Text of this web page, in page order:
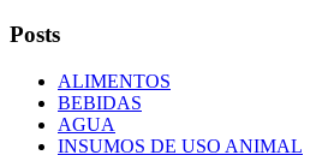
Posts
ALIMENTOS
BEBIDAS
AGUA
INSUMOS DE USO ANIMAL